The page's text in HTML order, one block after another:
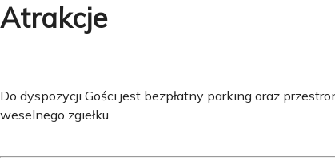
Atrakcje
Do dyspozycji Gości jest bezpłatny parking oraz
weselnego zgiełku.